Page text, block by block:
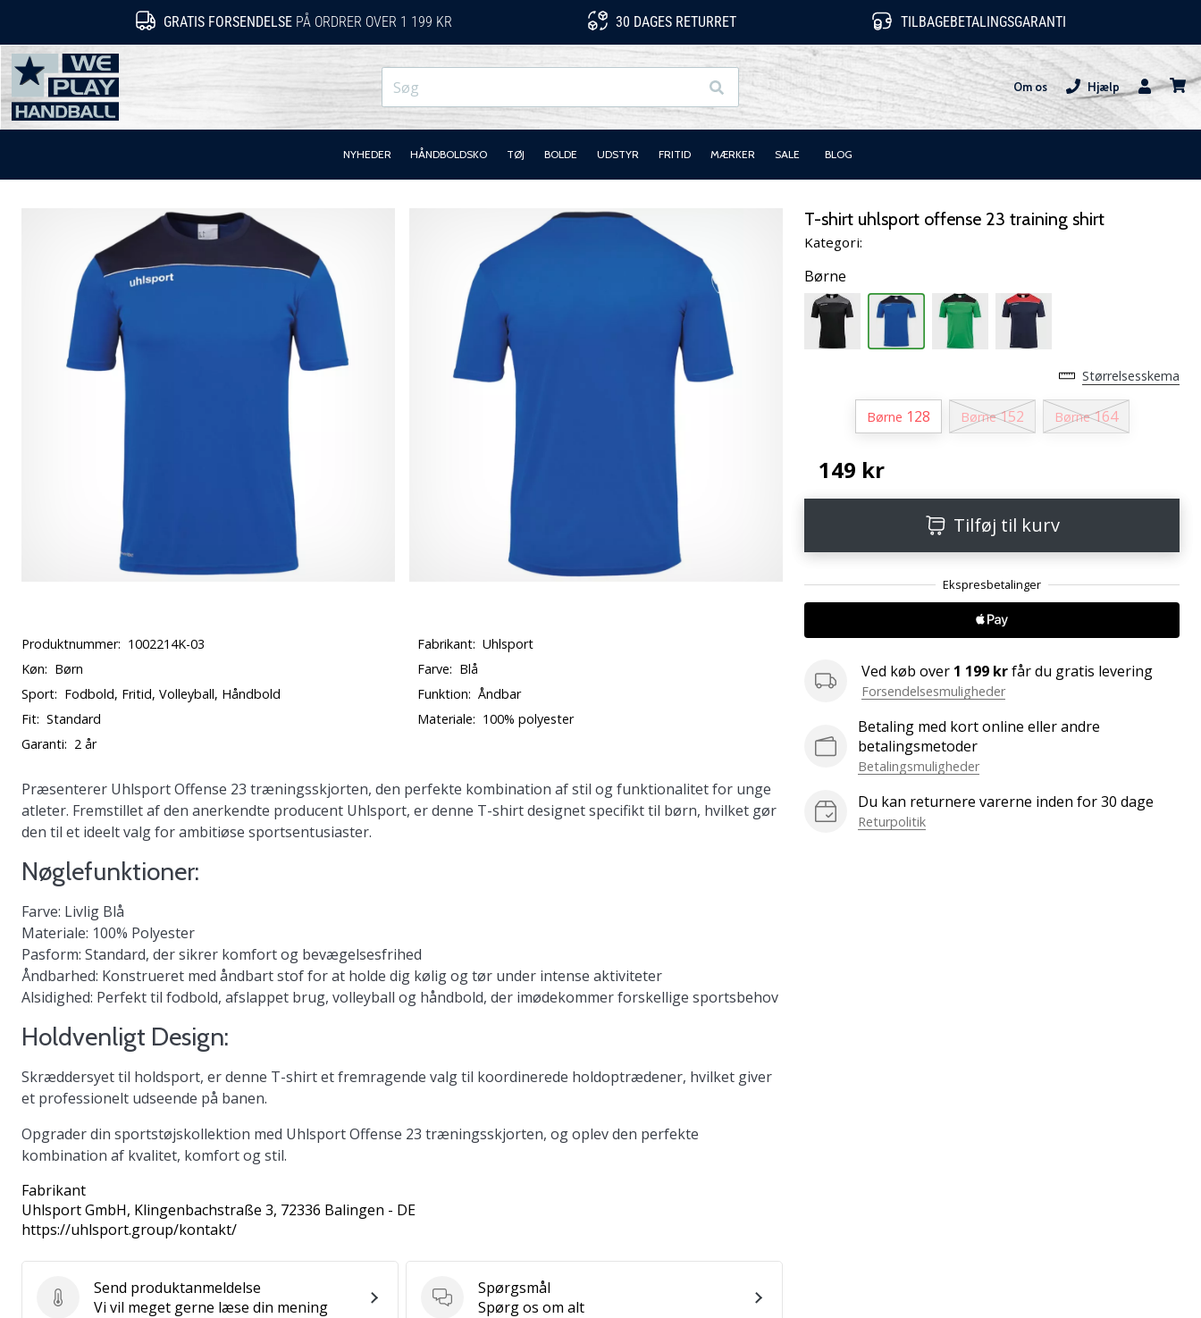
GRATIS FORSENDELSE PÅ ORDRER OVER 1 199 KR 30 DAGES RETURRET TILBAGEBETALINGSGARANTI
WePlayHandball.dk
Om os
Hjælp
Bruger
NYHEDER HÅNDBOLDSKO TØJ BOLDE UDSTYR FRITID MÆRKER SALE BLOG
T-shirt uhlsport offense 23 training shirt
Kategori:
Børne
Størrelsesskema
Børne 128 Børne 152 Børne 164
149 kr
Tilføj til kurv
Ved køb over 1 199 krfår du gratis levering
Forsendelsesmuligheder
Betaling med kort online eller andre
betalingsmetoder
Betalingsmuligheder
Du kan returnere varerne inden for 30 dage
Returpolitik
Produktnummer: 1002214K-03 Fabrikant: Uhlsport
Køn: Børn Farve: Blå
Sport: Fodbold, Fritid, Volleyball, Håndbold Funktion: Åndbar
Fit: Standard Materiale: 100% polyester
Garanti: 2 år
Præsenterer Uhlsport Offense 23 træningsskjorten, den perfekte kombination af stil og funktionalitet for unge
atleter. Fremstillet af den anerkendte producent Uhlsport, er denne T-shirt designet specifikt til børn, hvilket gør
den til et ideelt valg for ambitiøse sportsentusiaster.
Nøglefunktioner:
Farve: Livlig Blå
Materiale: 100% Polyester
Pasform: Standard, der sikrer komfort og bevægelsesfrihed
Åndbarhed: Konstrueret med åndbart stof for at holde dig kølig og tør under intense aktiviteter
Alsidighed: Perfekt til fodbold, afslappet brug, volleyball og håndbold, der imødekommer forskellige sportsbehov
Holdvenligt Design:
Skræddersyet til holdsport, er denne T-shirt et fremragende valg til koordinerede holdoptrædener, hvilket giver
et professionelt udseende på banen.
Opgrader din sportstøjskollektion med Uhlsport Offense 23 træningsskjorten, og oplev den perfekte
kombination af kvalitet, komfort og stil.
Fabrikant
Uhlsport GmbH, Klingenbachstraße 3, 72336 Balingen - DE
https://uhlsport.group/kontakt/
Send produktanmeldelse
Send produktanmeldelse
Vi vil meget gerne læse din mening
Spørgsmål
Spørgsmål
Spørg os om alt